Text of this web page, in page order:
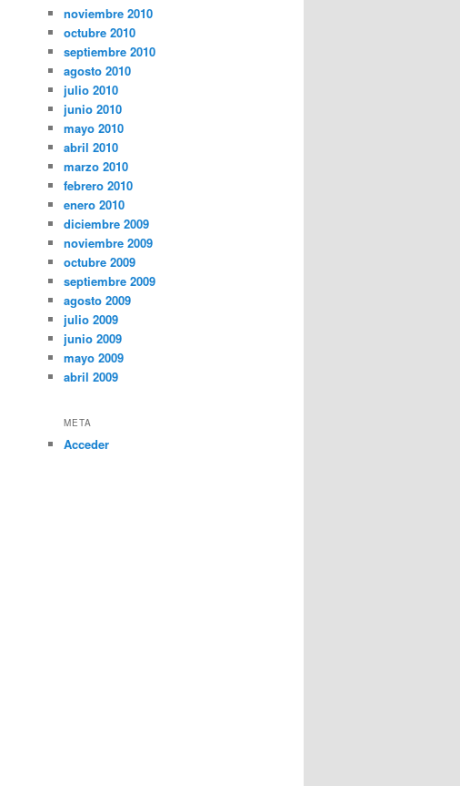
noviembre 2010
octubre 2010
septiembre 2010
agosto 2010
julio 2010
junio 2010
mayo 2010
abril 2010
marzo 2010
febrero 2010
enero 2010
diciembre 2009
noviembre 2009
octubre 2009
septiembre 2009
agosto 2009
julio 2009
junio 2009
mayo 2009
abril 2009
META
Acceder